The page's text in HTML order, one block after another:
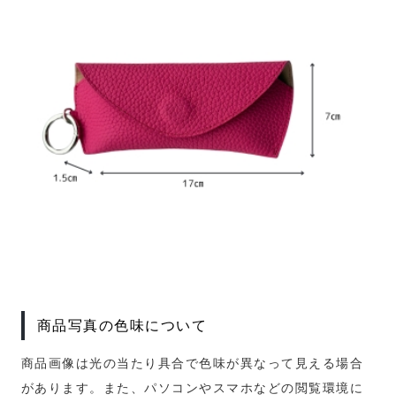
商品写真の色味について
商品画像は光の当たり具合で色味が異なって見える場合
があります。また、パソコンやスマホなどの閲覧環境に